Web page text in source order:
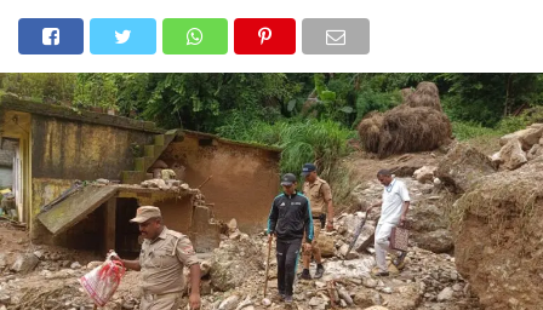
उत्तराखंडअल्मोड़ाउत्तरकाशीउधम सिंह नगरचंपावतचमोलीटिहरी गढ़वाल
देहरादूननैनीतालपिथौरागढ़पौड़ी गढ़वालबागेश्वररुद्रप्रयागहरिद्वारदेशदुनिया
मनोरंजन